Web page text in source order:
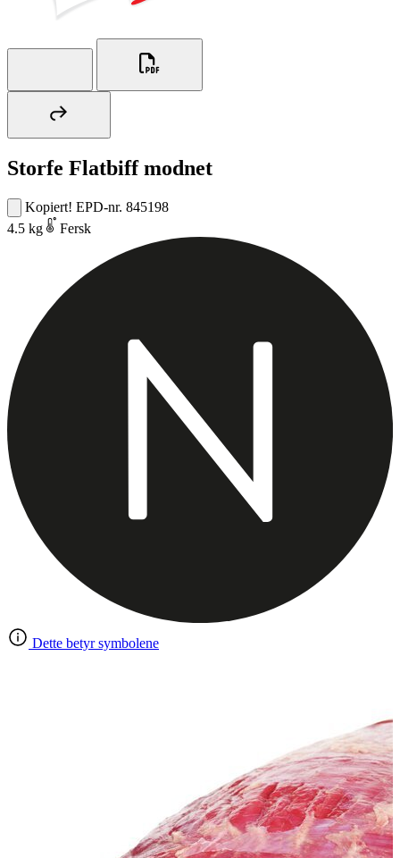
Storfe Flatbiff modnet
Kopiert! EPD-nr. 845198
4.5 kg
Fersk
Dette betyr symbolene